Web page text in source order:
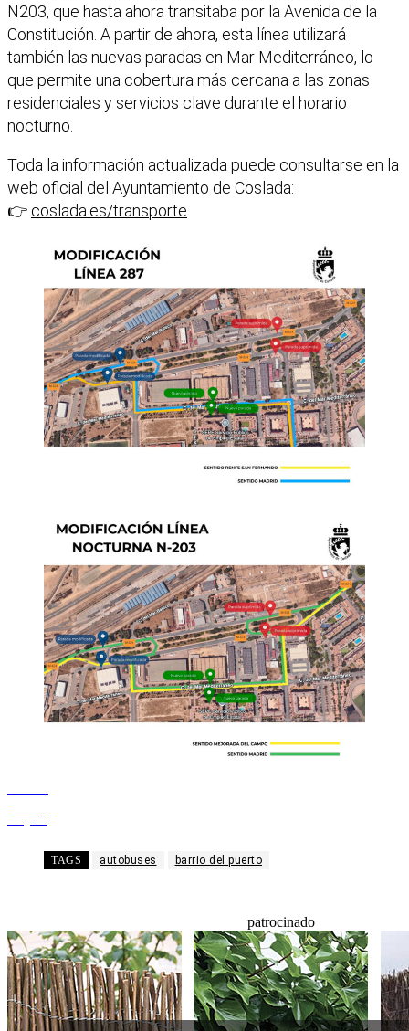
N203, que hasta ahora transitaba por la Avenida de la
Constitución. A partir de ahora, esta línea utilizará
también las nuevas paradas en Mar Mediterráneo, lo
que permite una cobertura más cercana a las zonas
residenciales y servicios clave durante el horario
nocturno.
Toda la información actualizada puede consultarse en la
web oficial del Ayuntamiento de Coslada:
👉 coslada.es/transporte
TAGS autobuses barrio del puerto
patrocinado